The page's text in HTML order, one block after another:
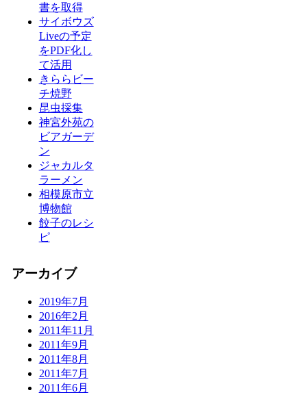
書を取得
サイボウズ
Liveの予定
をPDF化し
て活用
きららビー
チ焼野
昆虫採集
神宮外苑の
ビアガーデ
ン
ジャカルタ
ラーメン
相模原市立
博物館
餃子のレシ
ピ
アーカイブ
2019年7月
2016年2月
2011年11月
2011年9月
2011年8月
2011年7月
2011年6月